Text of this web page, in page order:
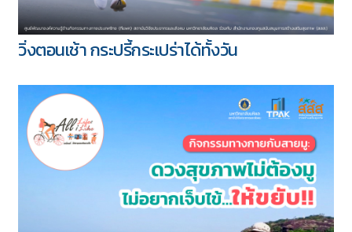
วิ่งตอนเช้า กระปรี้กระเปร่าได้ทั้งวัน